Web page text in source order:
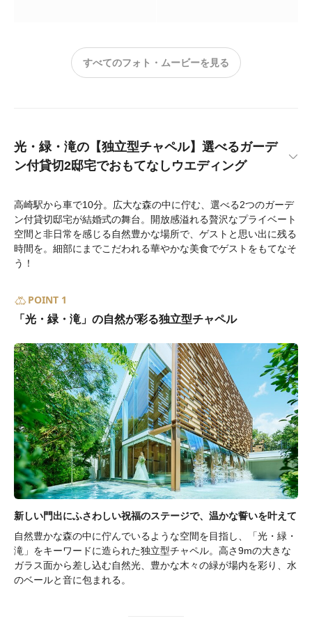
すべてのフォト・ムービーを見る
光・緑・滝の【独立型チャペル】選べるガーデ
ン付貸切2邸宅でおもてなしウエディング
高崎駅から車で10分。広大な森の中に佇む、選べる2つのガーデ
ン付貸切邸宅が結婚式の舞台。開放感溢れる贅沢なプライベート
空間と非日常を感じる自然豊かな場所で、ゲストと思い出に残る
時間を。細部にまでこだわれる華やかな美食でゲストをもてなそ
う！
POINT 1
「光・緑・滝」の自然が彩る独立型チャペル
新しい門出にふさわしい祝福のステージで、温かな誓いを叶えて
自然豊かな森の中に佇んでいるような空間を目指し、「光・緑・
滝」をキーワードに造られた独立型チャペル。高さ9mの大きな
ガラス面から差し込む自然光、豊かな木々の緑が場内を彩り、水
のベールと音に包まれる。